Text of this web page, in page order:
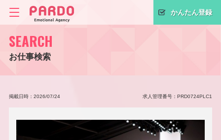
かんたん登録
SEARCH
お仕事検索
掲載日時：2026/07/24 求人管理番号：PRD0724PLC1